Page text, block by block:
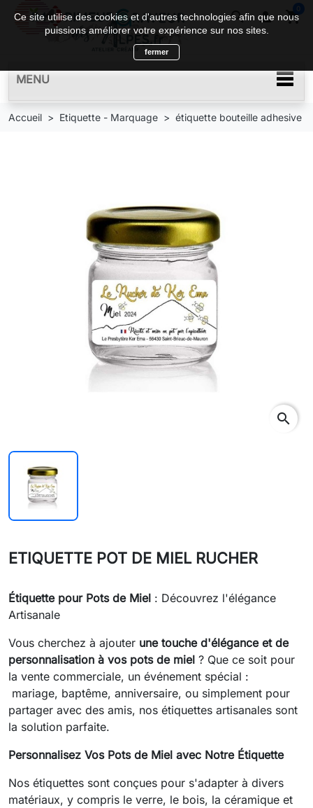
search  shopping_cart
0
MENU
Accueil Etiquette - Marquage étiquette bouteille adhesive
search
ETIQUETTE POT DE MIEL RUCHER
Étiquette pour Pots de Miel : Découvrez l'élégance
Artisanale
Vous cherchez à ajouter une touche d'élégance et de
personnalisation à vos pots de miel ? Que ce soit pour
la vente commerciale, un événement spécial :
mariage, baptême, anniversaire, ou simplement pour
partager avec des amis, nos étiquettes artisanales sont
la solution parfaite.
Personnalisez Vos Pots de Miel avec Notre Étiquette
Nos étiquettes sont conçues pour s'adapter à divers
matériaux, y compris le verre, le bois, la céramique et
Ce site utilise des cookies et d'autres technologies afin que nous
puissions améliorer votre expérience sur nos sites.
fermer